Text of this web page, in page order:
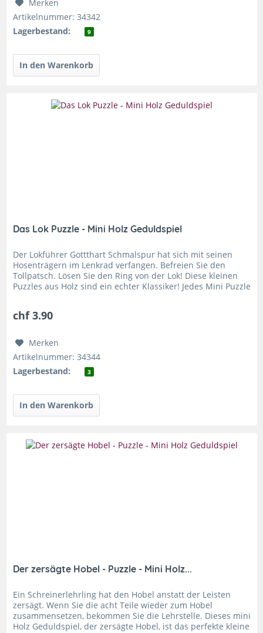
Merken
Artikelnummer: 34342
Lagerbestand:
9
Das Lok Puzzle - Mini Holz Geduldspiel
Der Lokführer Gottthart Schmalspur hat sich mit seinen
Hosenträgern im Lenkrad verfangen. Befreien Sie den
Tollpatsch. Lösen Sie den Ring von der Lok! Diese kleinen
Puzzles aus Holz sind ein echter Klassiker! Jedes Mini Puzzle
chf 3.90
Merken
Artikelnummer: 34344
Lagerbestand:
3
Der zersägte Hobel - Puzzle - Mini Holz...
Ein Schreinerlehrling hat den Hobel anstatt der Leisten
zersägt. Wenn Sie die acht Teile wieder zum Hobel
zusammensetzen, bekommen Sie die Lehrstelle. Dieses mini
Holz Geduldspiel, der zersägte Hobel, ist das perfekte kleine